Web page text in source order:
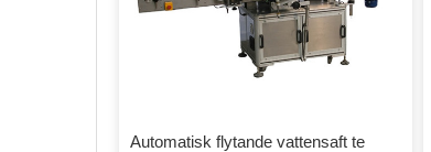
Automatisk flytande vattensaft te